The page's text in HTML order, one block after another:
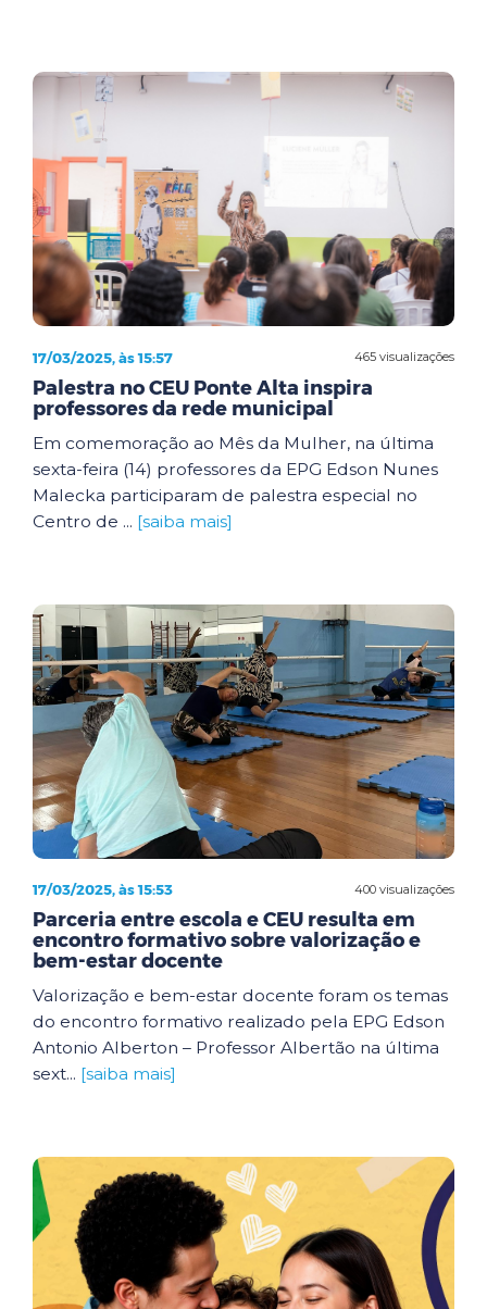
465 visualizações
17/03/2025, às 15:57
Palestra no CEU Ponte Alta inspira
professores da rede municipal
Em comemoração ao Mês da Mulher, na última
sexta-feira (14) professores da EPG Edson Nunes
Malecka participaram de palestra especial no
Centro de ... [saiba mais]
400 visualizações
17/03/2025, às 15:53
Parceria entre escola e CEU resulta em
encontro formativo sobre valorização e
bem-estar docente
Valorização e bem-estar docente foram os temas
do encontro formativo realizado pela EPG Edson
Antonio Alberton – Professor Albertão na última
sext... [saiba mais]